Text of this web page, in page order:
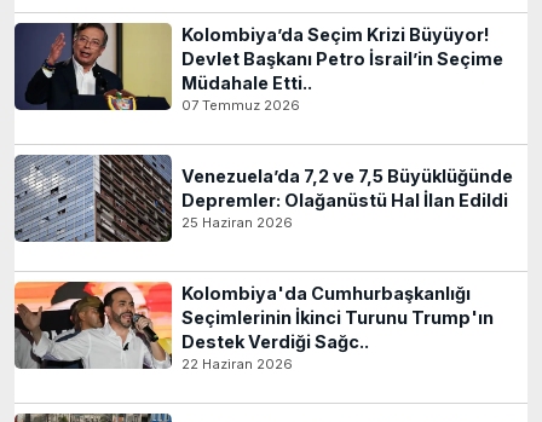
Kolombiya’da Seçim Krizi Büyüyor!
Devlet Başkanı Petro İsrail’in Seçime
Müdahale Etti..
07 Temmuz 2026
Venezuela’da 7,2 ve 7,5 Büyüklüğünde
Depremler: Olağanüstü Hal İlan Edildi
25 Haziran 2026
Kolombiya'da Cumhurbaşkanlığı
Seçimlerinin İkinci Turunu Trump'ın
Destek Verdiği Sağc..
22 Haziran 2026